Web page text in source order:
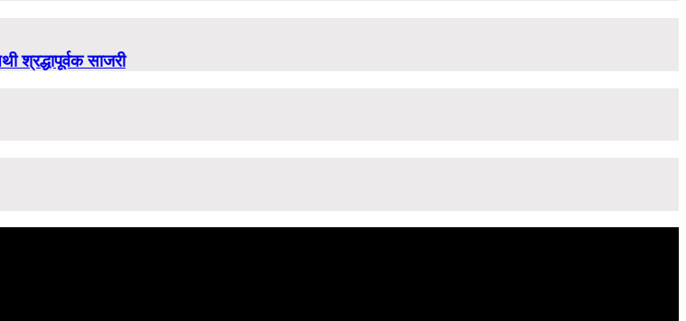
श्रद्धापूर्वक साजरी